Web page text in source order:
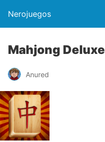
Nerojuegos
Mahjong Deluxe
Anured